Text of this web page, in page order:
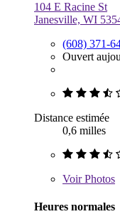
104 E Racine St
Janesville, WI
(608) 371-
Ouvert
Distance estimée
0,6 milles
VoirPhotos
Heures normales